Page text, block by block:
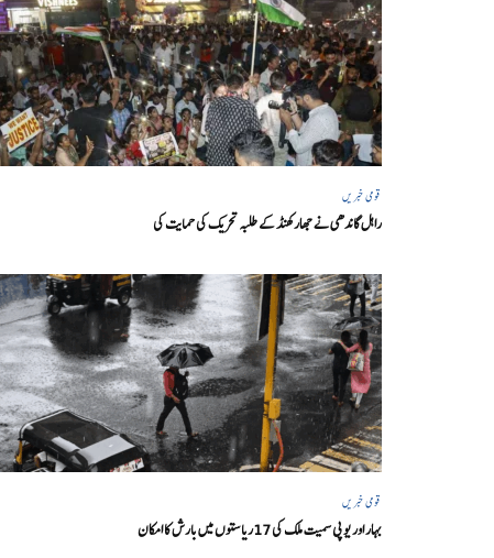
قومی خبریں
راہل گاندھی نے جھارکھنڈ کے طلبہ تحریک کی حمایت کی
قومی خبریں
بہار اور یو پی سمیت ملک کی 17ریاستوں میں بارش کا امکان